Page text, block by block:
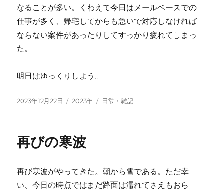
なることが多い。くわえて今日はメールベースでの
仕事が多く、帰宅してからも急いで対応しなければ
ならない案件があったりしてすっかり疲れてしまっ
た。
明日はゆっくりしよう。
投
2023年12月22日
カ
ー
2023年
タ
日常・雑記
再びの寒波
再び寒波がやってきた。朝から雪である。ただ幸
い、今日の時点ではまだ路面は濡れてさえもおら